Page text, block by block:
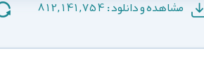
مشاهده و دانلود : 812,141,754